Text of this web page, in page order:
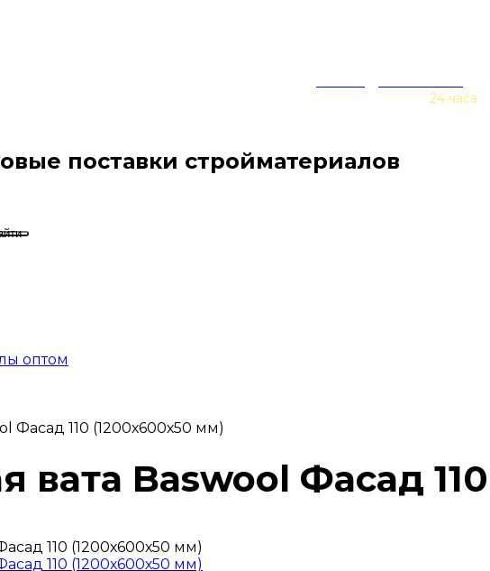
24 часа
поставки стройматериалов
оптом
Фасад 110 (1200х600х50 мм)
вата Baswool Фасад